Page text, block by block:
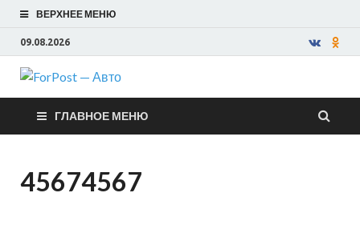
ВЕРХНЕЕ МЕНЮ
09.08.2026
ForPost —
Авто
ГЛАВНОЕ МЕНЮ
45674567